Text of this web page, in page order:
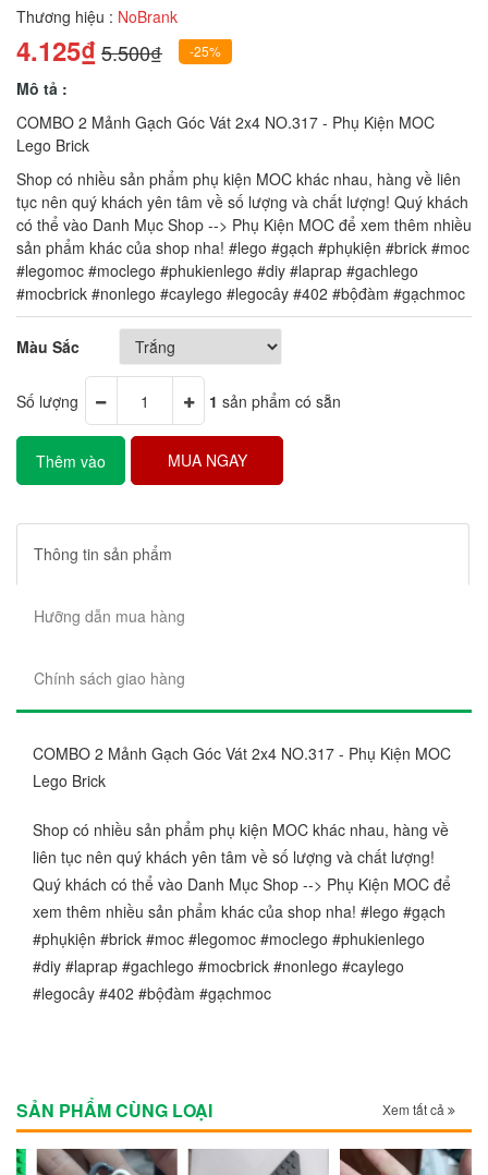
Thương hiệu : NoBrank
4.125₫5.500₫ -25%
Mô tả :
COMBO 2 Mảnh Gạch Góc Vát 2x4 NO.317 - Phụ Kiện MOC
Lego Brick
Shop có nhiều sản phẩm phụ kiện MOC khác nhau, hàng về liên
tục nên quý khách yên tâm về số lượng và chất lượng! Quý khách
có thể vào Danh Mục Shop --> Phụ Kiện MOC để xem thêm nhiều
sản phẩm khác của shop nha! #lego #gạch #phụkiện #brick #moc
#legomoc #moclego #phukienlego #diy #laprap #gachlego
#mocbrick #nonlego #caylego #legocây #402 #bộđàm #gạchmoc
Màu Sắc
Số lượng 1 sản phẩm có sẵn
Thêm vào MUA NGAY
Thông tin sản phẩm
Hưỡng dẫn mua hàng
Chính sách giao hàng
COMBO 2 Mảnh Gạch Góc Vát 2x4 NO.317 - Phụ Kiện MOC
Lego Brick
Shop có nhiều sản phẩm phụ kiện MOC khác nhau, hàng về
liên tục nên quý khách yên tâm về số lượng và chất lượng!
Quý khách có thể vào Danh Mục Shop --> Phụ Kiện MOC để
xem thêm nhiều sản phẩm khác của shop nha! #lego #gạch
#phụkiện #brick #moc #legomoc #moclego #phukienlego
#diy #laprap #gachlego #mocbrick #nonlego #caylego
#legocây #402 #bộđàm #gạchmoc
SẢN PHẨM CÙNG LOẠI Xem tất cả